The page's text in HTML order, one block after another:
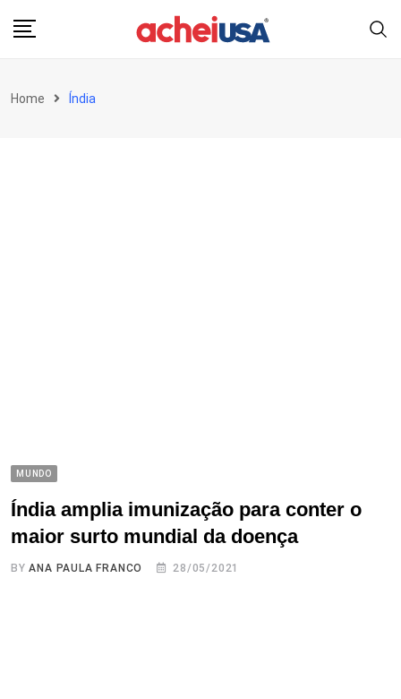
Home Índia
MUNDO
Índia amplia imunização para conter o
maior surto mundial da doença
BYANA PAULA FRANCO 28/05/2021